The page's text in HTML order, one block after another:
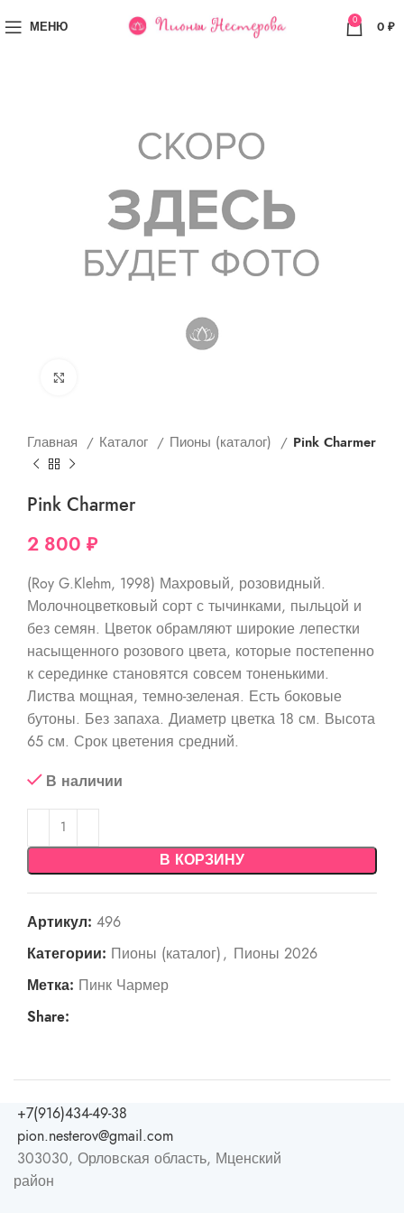
МЕНЮ 0 0 ₽
Главная Каталог Пионы (каталог) Pink Charmer
Pink Charmer
2 800 ₽
(Roy G.Klehm, 1998) Махровый, розовидный.
Молочноцветковый сорт с тычинками, пыльцой и
без семян. Цветок обрамляют широкие лепестки
насыщенного розового цвета, которые постепенно
к серединке становятся совсем тоненькими.
Листва мощная, темно-зеленая. Есть боковые
бутоны. Без запаха. Диаметр цветка 18 см. Высота
65 см. Срок цветения средний.
В наличии
В КОРЗИНУ
Артикул: 496
Категории: Пионы (каталог), Пионы 2026
Метка: Пинк Чармер
Share:
+7(916)434-49-38
pion.nesterov@gmail.com
303030, Орловская область, Мценский
район